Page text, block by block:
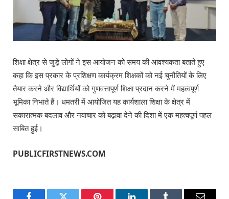
शिक्षा क्षेत्र से जुड़े लोगों ने इस आयोजन को समय की आवश्यकता बताते हुए
कहा कि इस प्रकार के प्रशिक्षण कार्यक्रम शिक्षकों को नई चुनौतियों के लिए
तैयार करने और विद्यार्थियों को गुणवत्तापूर्ण शिक्षा प्रदान करने में महत्वपूर्ण
भूमिका निभाते हैं। धमतरी में आयोजित यह कार्यशाला शिक्षा के क्षेत्र में
सकारात्मक बदलाव और नवाचार को बढ़ावा देने की दिशा में एक महत्वपूर्ण पहल
साबित हुई।
PUBLICFIRSTNEWS.COM